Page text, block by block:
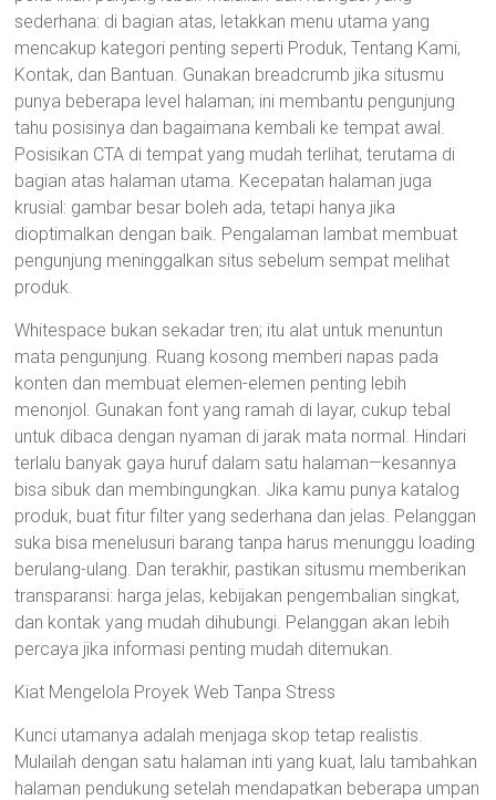
sederhana: di bagian atas, letakkan menu utama yang
mencakup kategori penting seperti Produk, Tentang Kami,
Kontak, dan Bantuan. Gunakan breadcrumb jika situsmu
punya beberapa level halaman; ini membantu pengunjung
tahu posisinya dan bagaimana kembali ke tempat awal.
Posisikan CTA di tempat yang mudah terlihat, terutama di
bagian atas halaman utama. Kecepatan halaman juga
krusial: gambar besar boleh ada, tetapi hanya jika
dioptimalkan dengan baik. Pengalaman lambat membuat
pengunjung meninggalkan situs sebelum sempat melihat
produk.
Whitespace bukan sekadar tren; itu alat untuk menuntun
mata pengunjung. Ruang kosong memberi napas pada
konten dan membuat elemen-elemen penting lebih
menonjol. Gunakan font yang ramah di layar, cukup tebal
untuk dibaca dengan nyaman di jarak mata normal. Hindari
terlalu banyak gaya huruf dalam satu halaman—kesannya
bisa sibuk dan membingungkan. Jika kamu punya katalog
produk, buat fitur filter yang sederhana dan jelas. Pelanggan
suka bisa menelusuri barang tanpa harus menunggu loading
berulang-ulang. Dan terakhir, pastikan situsmu memberikan
transparansi: harga jelas, kebijakan pengembalian singkat,
dan kontak yang mudah dihubungi. Pelanggan akan lebih
percaya jika informasi penting mudah ditemukan.
Kiat Mengelola Proyek Web Tanpa Stress
Kunci utamanya adalah menjaga skop tetap realistis.
Mulailah dengan satu halaman inti yang kuat, lalu tambahkan
halaman pendukung setelah mendapatkan beberapa umpan